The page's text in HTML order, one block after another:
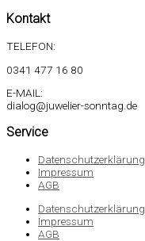
Kontakt
TELEFON:
0341 477 16 80
E-MAIL:
dialog@juwelier-sonntag.de
Service
Datenschutzerklärung
Impressum
AGB
Datenschutzerklärung
Impressum
AGB